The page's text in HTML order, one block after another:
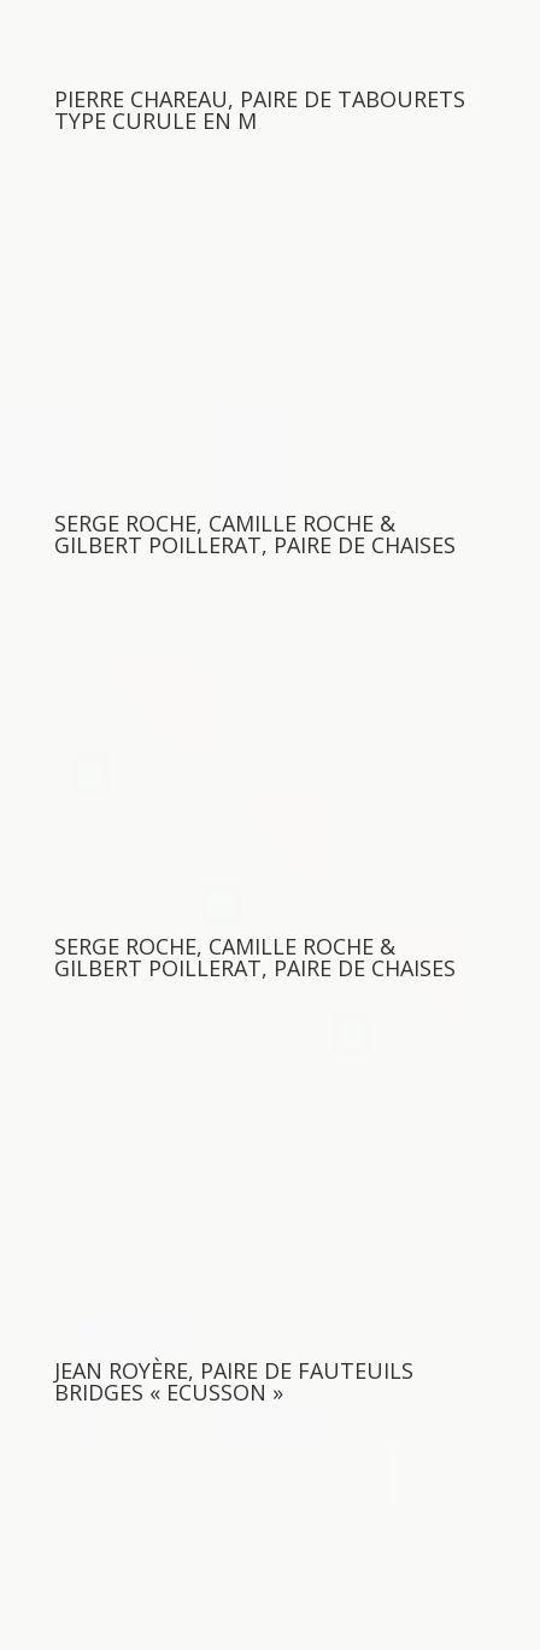
PIERRE CHAREAU, PAIRE DE TABOURETS
TYPE CURULE EN M
SERGE ROCHE, CAMILLE ROCHE &
GILBERT POILLERAT, PAIRE DE CHAISES
SERGE ROCHE, CAMILLE ROCHE &
GILBERT POILLERAT, PAIRE DE CHAISES
JEAN ROYÈRE, PAIRE DE FAUTEUILS
BRIDGES « ECUSSON »